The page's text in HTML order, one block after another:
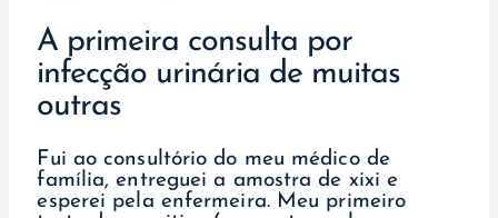
A primeira consulta por
infecção urinária de muitas
outras
Fui ao consultório do meu médico de
família, entreguei a amostra de xixi e
esperei pela enfermeira. Meu primeiro